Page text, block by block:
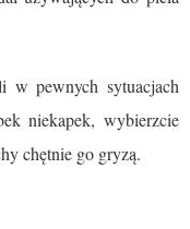
w pewnych sytuacjach
niekapek, wybierzcie
chętnie go gryzą.